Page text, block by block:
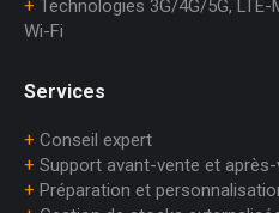
+ Technologies 3G/4G/5G, LTE-
Wi-Fi
Services
+ Conseil expert
+ Support avant-vente et
+ Préparation et